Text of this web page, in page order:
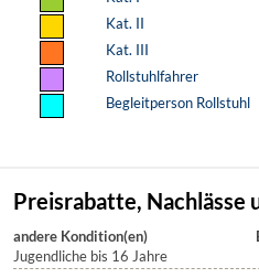
Kat. II
Kat. III
Rollstuhlfahrer
Begleitperson Rollstuhl
Preisrabatte, Nachlässe
andere Kondition(en)
Jugendliche bis 16 Jahre